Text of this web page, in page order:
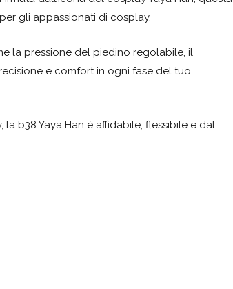
gli appassionati di cosplay.
la pressione del piedino regolabile, il
e comfort in ogni fase del tuo
b38 Yaya Han è affidabile, flessibile e dal